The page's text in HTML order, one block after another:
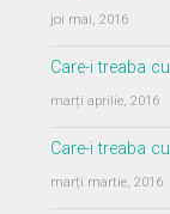
joi mai, 2016
Care-i treaba
marți aprilie, 2016
Care-i treaba
marți martie, 2016